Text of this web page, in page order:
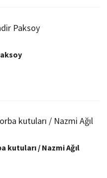
kutuları / Nazmi Ağıl